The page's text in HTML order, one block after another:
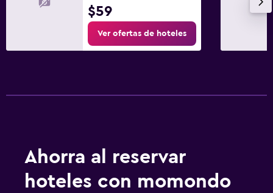
$59
Ver ofertas de hoteles
Ahorra al reservar
hoteles con momondo